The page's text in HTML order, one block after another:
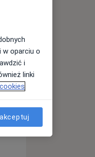
Śr,
12 Sie
w oparciu o
i
linki